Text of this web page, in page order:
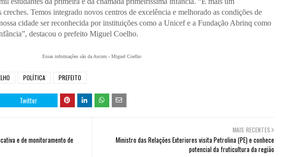
Temos integrado novos centros de excelência e melhorado as condições de
cidade ser reconhecida por instituições como a Unicef e a Fundação Abrinq como
destacou o prefeito Miguel Coelho.
Essas informações são da Ascom - Miguel Coelho
POLÍTICA PREFEITO
Twitter
MAIS RECENTES
Ministro das Relações Exteriores visita Petrolina (PE) e conhece
potencial da fruticultura da região
e de monitoramento de